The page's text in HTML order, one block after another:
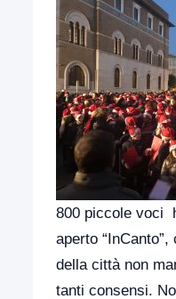
800 piccole voci
aperto
della città non
tanti consensi.